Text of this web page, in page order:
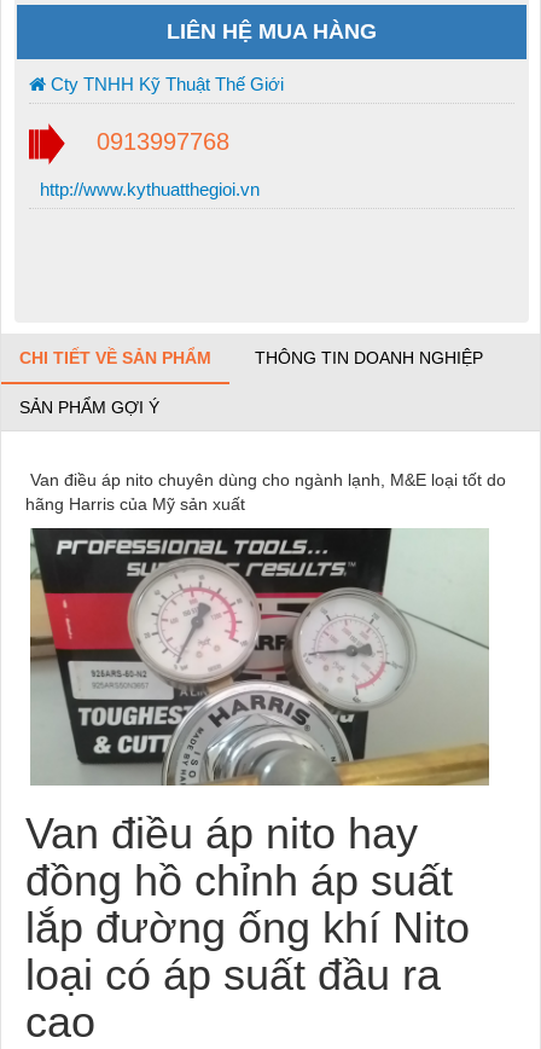
LIÊN HỆ MUA HÀNG
Cty TNHH Kỹ Thuật Thế Giới
0913997768
http://www.kythuatthegioi.vn
CHI TIẾT VỀ SẢN PHẨM THÔNG TIN DOANH NGHIỆP
SẢN PHẨM GỢI Ý
Van điều áp nito chuyên dùng cho ngành lạnh, M&E loại tốt do
hãng Harris của Mỹ sản xuất
Van điều áp nito hay
đồng hồ chỉnh áp suất
lắp đường ống khí Nito
loại có áp suất đầu ra
cao